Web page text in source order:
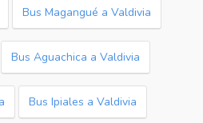
Bus Magangué a Valdivia
Bus Aguachica a Valdivia
Bus Ipiales a Valdivia